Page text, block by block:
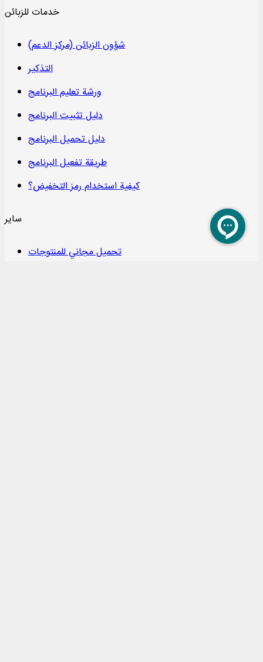
خدمات للزبائن
شؤون الزبائن (مركز الدعم)
التذكير
ورشة تعليم البرنامج
دليل تثبيت البرنامج
دليل تحميل البرنامج
طريقة تفعيل البرنامج
كيفية استخدام رمز التخفيض؟
سایر
تحميل مجاني للمنتوجات